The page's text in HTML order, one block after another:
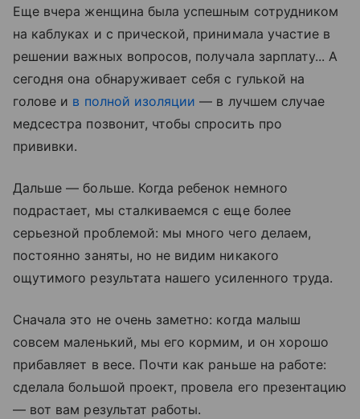
Еще вчера женщина была успешным сотрудником
на каблуках и с прической, принимала участие в
решении важных вопросов, получала зарплату... А
сегодня она обнаруживает себя с гулькой на
голове и в полной изоляции — в лучшем случае
медсестра позвонит, чтобы спросить про
прививки.
Дальше — больше. Когда ребенок немного
подрастает, мы сталкиваемся с еще более
серьезной проблемой: мы много чего делаем,
постоянно заняты, но не видим никакого
ощутимого результата нашего усиленного труда.
Сначала это не очень заметно: когда малыш
совсем маленький, мы его кормим, и он хорошо
прибавляет в весе. Почти как раньше на работе:
сделала большой проект, провела его презентацию
— вот вам результат работы.